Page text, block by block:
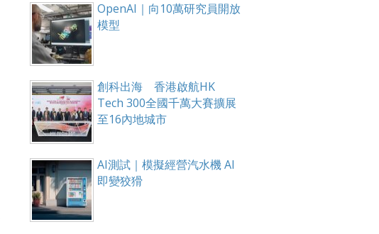
OpenAI｜向10萬研究員開放
模型
創科出海 香港啟航HK
Tech 300全國千萬大賽擴展
至16內地城市
AI測試｜模擬經營汽水機 AI
即變狡猾